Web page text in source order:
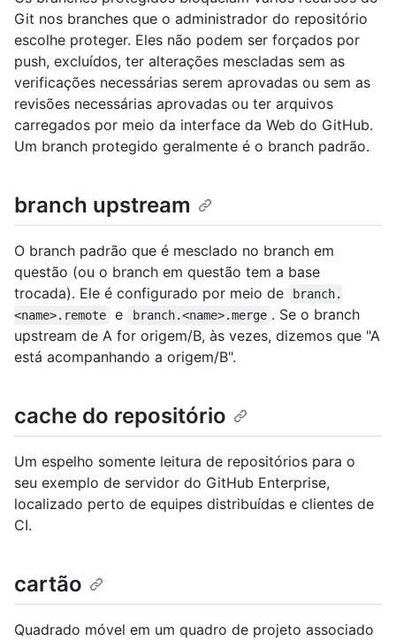
Git nos branches que o administrador do repositório
escolhe proteger. Eles não podem ser forçados por
push, excluídos, ter alterações mescladas sem as
verificações necessárias serem aprovadas ou sem as
revisões necessárias aprovadas ou ter arquivos
carregados por meio da interface da Web do GitHub.
Um branch protegido geralmente é o branch padrão.
branch upstream
O branch padrão que é mesclado no branch em
questão (ou o branch em questão tem a base
trocada). Ele é configurado por meio de
branch.
<name>.remote
e branch.<name>.merge . Se o branch
upstream de A for origem/B, às vezes, dizemos que "A
está acompanhando a origem/B".
cache do repositório
Um espelho somente leitura de repositórios para o
seu exemplo de servidor do GitHub Enterprise,
localizado perto de equipes distribuídas e clientes de
CI.
cartão
Quadrado móvel em um quadro de projeto associado